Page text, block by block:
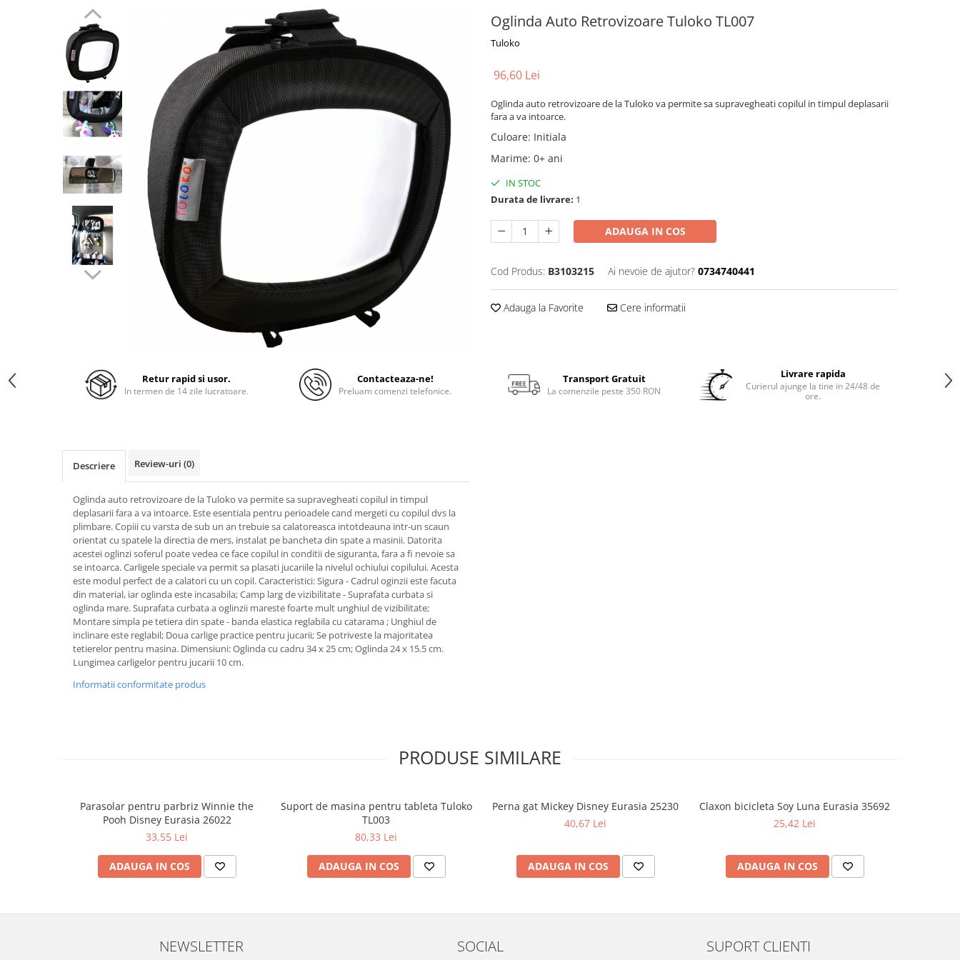
Oglinda Auto Retrovizoare Tuloko TL007
Tuloko
96,60 Lei
Oglinda auto retrovizoare de la Tuloko va permite sa supravegheati copilul in timpul deplasarii
fara a va intoarce.
Culoare: Initiala
Marime: 0+ ani
IN STOC
Durata de livrare: 1
ADAUGA IN COS
Cod Produs: B3103215 Ai nevoie de ajutor? 0734740441
Adauga la Favorite Cere informatii
Retur rapid si usor.
In termen de 14 zile lucratoare.
Contacteaza-ne!
Preluam comenzi telefonice.
Transport Gratuit
La comenzile peste 350 RON
Livrare rapida
Curierul ajunge la tine in 24/48 de
ore.
Descriere Review-uri (0)
Oglinda auto retrovizoare de la Tuloko va permite sa supravegheati copilul in timpul
deplasarii fara a va intoarce. Este esentiala pentru perioadele cand mergeti cu copilul dvs la
plimbare. Copiii cu varsta de sub un an trebuie sa calatoreasca intotdeauna intr-un scaun
orientat cu spatele la directia de mers, instalat pe bancheta din spate a masinii. Datorita
acestei oglinzi soferul poate vedea ce face copilul in conditii de siguranta, fara a fi nevoie sa
se intoarca. Carligele speciale va permit sa plasati jucariile la nivelul ochiului copilului. Acesta
este modul perfect de a calatori cu un copil. Caracteristici: Sigura - Cadrul oginzii este facuta
din material, iar oglinda este incasabila; Camp larg de vizibilitate - Suprafata curbata si
oglinda mare. Suprafata curbata a oglinzii mareste foarte mult unghiul de vizibilitate;
Montare simpla pe tetiera din spate - banda elastica reglabila cu catarama ; Unghiul de
inclinare este reglabil; Doua carlige practice pentru jucarii; Se potriveste la majoritatea
tetierelor pentru masina. Dimensiuni: Oglinda cu cadru 34 x 25 cm; Oglinda 24 x 15.5 cm.
Lungimea carligelor pentru jucarii 10 cm.
Informatii conformitate produs
PRODUSE SIMILARE
Parasolar pentru parbriz Winnie the
Pooh Disney Eurasia 26022
33,55 Lei
ADAUGA IN COS
Suport de masina pentru tableta Tuloko
TL003
80,33 Lei
ADAUGA IN COS
Perna gat Mickey Disney Eurasia 25230
40,67 Lei
ADAUGA IN COS
Claxon bicicleta Soy Luna Eurasia 35692
25,42 Lei
ADAUGA IN COS
NEWSLETTER SOCIAL SUPORT CLIENTI